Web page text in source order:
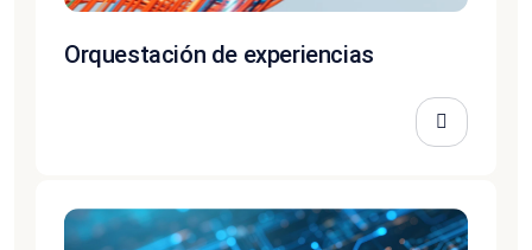
Orquestación de experiencias